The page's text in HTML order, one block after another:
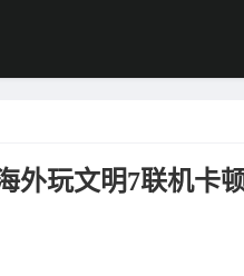
外玩文明7联机卡